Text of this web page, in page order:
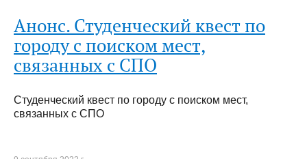
Анонс. Студенческий квест по
городу с поиском мест,
связанных с СПО
Студенческий квест по городу с поиском мест,
связанных с СПО